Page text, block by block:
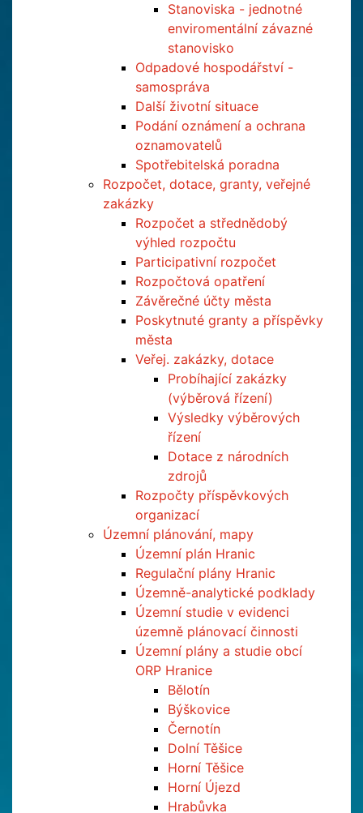
Stanoviska - jednotné
enviromentální závazné
stanovisko
Odpadové hospodářství -
samospráva
Další životní situace
Podání oznámení a ochrana
oznamovatelů
Spotřebitelská poradna
Rozpočet, dotace, granty, veřejné
zakázky
Rozpočet a střednědobý
výhled rozpočtu
Participativní rozpočet
Rozpočtová opatření
Závěrečné účty města
Poskytnuté granty a příspěvky
města
Veřej. zakázky, dotace
Probíhající zakázky
(výběrová řízení)
Výsledky výběrových
řízení
Dotace z národních
zdrojů
Rozpočty příspěvkových
organizací
Územní plánování, mapy
Územní plán Hranic
Regulační plány Hranic
Územně-analytické podklady
Územní studie v evidenci
územně plánovací činnosti
Územní plány a studie obcí
ORP Hranice
Bělotín
Býškovice
Černotín
Dolní Těšice
Horní Těšice
Horní Újezd
Hrabůvka